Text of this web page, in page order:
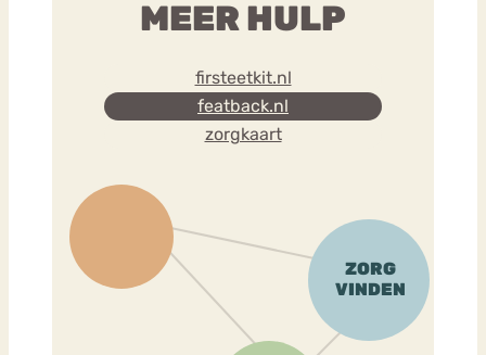
MEER HULP
firsteetkit.nl
featback.nl
zorgkaart